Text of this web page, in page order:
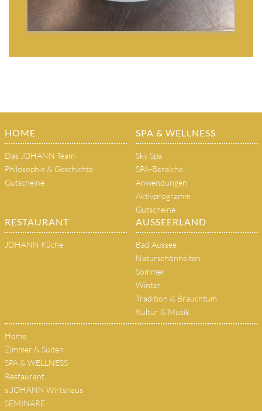
HOME
Das JOHANN Team
Philosophie & Geschichte
Gutscheine
SPA & WELLNESS
Sky Spa
SPA-Bereiche
Anwendungen
Aktivprogramm
Gutscheine
RESTAURANT
JOHANN Küche
AUSSEERLAND
Bad Aussee
Naturschönheiten
Sommer
Winter
Tradition & Brauchtum
Kultur & Musik
Home
Zimmer & Suiten
SPA & WELLNESS
Restaurant
s'JOHANN Wirtshaus
SEMINARE